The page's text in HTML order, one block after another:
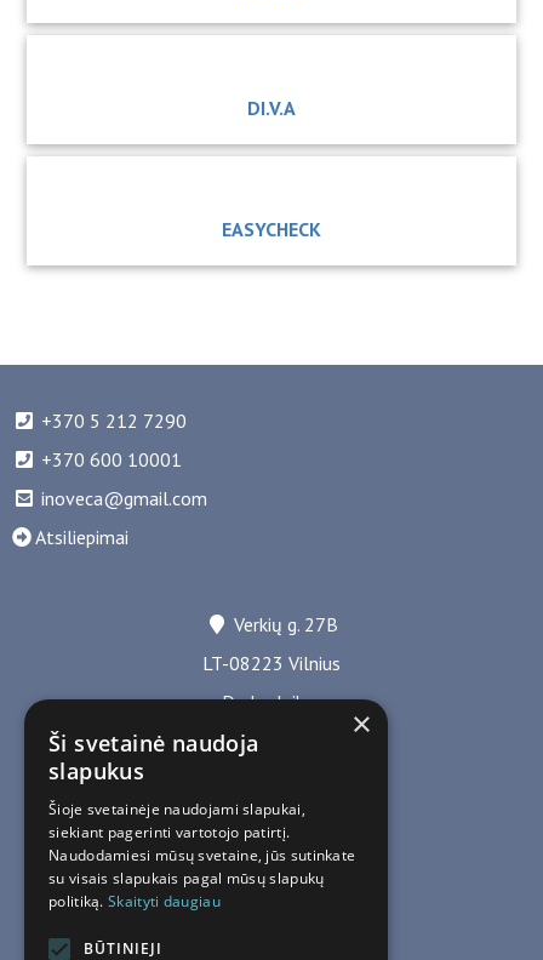
DI.V.A
EASYCHECK
+370 5 212 7290
+370 600 10001
inoveca@gmail.com
Atsiliepimai
Verkių g. 27B
LT-08223 Vilnius
Darbo laikas
I-IV 8.30-17.00
×
Ši svetainė naudoja
slapukus
Šioje svetainėje naudojami slapukai,
siekiant pagerinti vartotojo patirtį.
Naudodamiesi mūsų svetaine, jūs sutinkate
su visais slapukais pagal mūsų slapukų
politiką. Skaityti daugiau
BŪTINIEJI